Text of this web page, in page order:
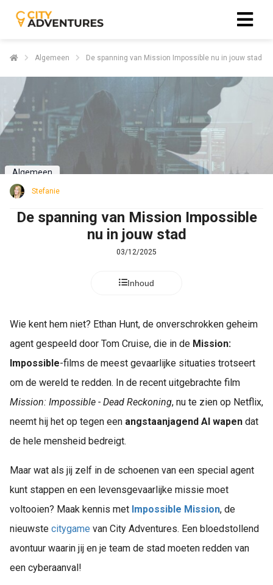
Algemeen De spanning van Mission Impossible nu in jouw stad
Algemeen
Stefanie
De spanning van Mission Impossible
nu in jouw stad
03/12/2025
Inhoud
Wie kent hem niet? Ethan Hunt, de onverschrokken geheim
agent gespeeld door Tom Cruise, die in de Mission:
Impossible-films de meest gevaarlijke situaties trotseert
om de wereld te redden. In de recent uitgebrachte film
Mission: Impossible - Dead Reckoning, nu te zien op Netflix,
neemt hij het op tegen een angstaanjagend AI wapen dat
de hele mensheid bedreigt.
Maar wat als jij zelf in de schoenen van een special agent
kunt stappen en een levensgevaarlijke missie moet
voltooien? Maak kennis met Impossible Mission, de
nieuwste citygame van City Adventures. Een bloedstollend
avontuur waarin jij en je team de stad moeten redden van
een cyberaanval!